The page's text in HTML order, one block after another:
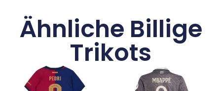
Ähnliche Billige
Trikots